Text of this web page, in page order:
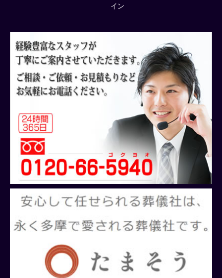
イン